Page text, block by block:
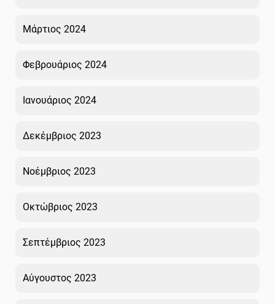
Μάρτιος 2024
Φεβρουάριος 2024
Ιανουάριος 2024
Δεκέμβριος 2023
Νοέμβριος 2023
Οκτώβριος 2023
Σεπτέμβριος 2023
Αύγουστος 2023